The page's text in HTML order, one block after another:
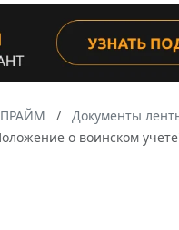
ПРАЙМ Документы
о воинском